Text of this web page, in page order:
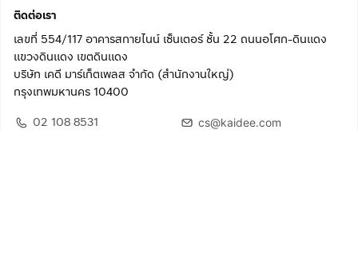
ติดต่อเรา
เลขที่ 554/117 อาคารสกายไนน์ เซ็นเตอร์ ชั้น 22 ถนนอโศก-ดินแดง
แขวงดินแดง เขตดินแดง
บริษัท เคดี มาร์เก็ตเพลส จำกัด (สำนักงานใหญ่)
กรุงเทพมหานคร 10400
02 108 8531
cs@kaidee.com